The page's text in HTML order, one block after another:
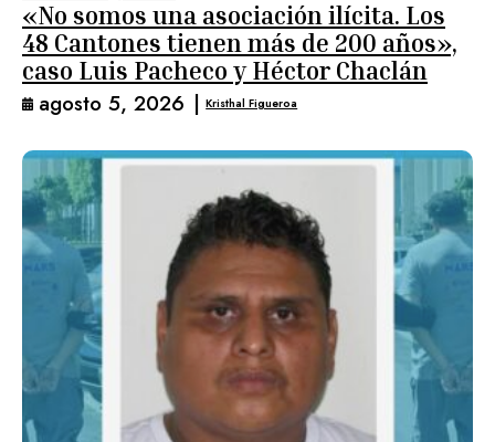
«No somos una asociación ilícita. Los
48 Cantones tienen más de 200 años»,
caso Luis Pacheco y Héctor Chaclán
agosto 5, 2026 | Kristhal Figueroa